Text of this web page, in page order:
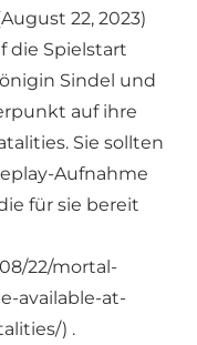
22, 2023)
die Spielstart
Sindel und
auf ihre
Sie sollten
Aufnahme
für sie bereit
22/mortal-
available-at-
) .